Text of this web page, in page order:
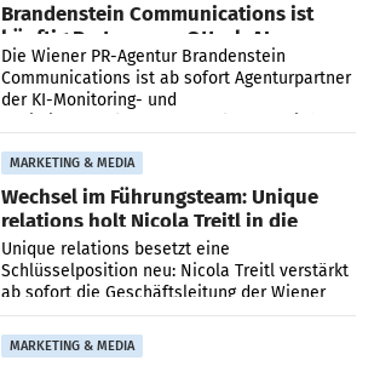
Brandenstein Communications ist
künftig Partner von OtterlyAI
Die Wiener PR-Agentur Brandenstein
Communications ist ab sofort Agenturpartner
der KI-Monitoring- und
MARKETING & MEDIA
Wechsel im Führungsteam: Unique
relations holt Nicola Treitl in die
Geschäftsleitung
Unique relations besetzt eine
Schlüsselposition neu: Nicola Treitl verstärkt
ab sofort die Geschäftsleitung der Wiener
PR-Agentur an der Seite von Josef Kalina und
Anna Kalina-Mahr.
MARKETING & MEDIA